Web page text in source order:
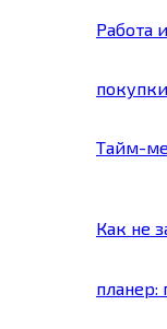
Работа
покупки
Тайм-
Как не
планер: